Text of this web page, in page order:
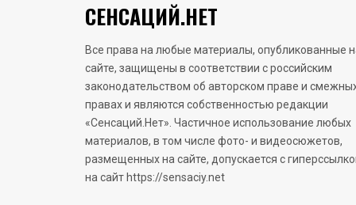
СЕНСАЦИЙ.НЕТ
Все права на любые материалы, опубликованные
сайте, защищены в соответствии с российским
законодательством об авторском праве и
правах и являются собственностью редакции
«Сенсаций.Нет». Частичное использование любых
материалов, в том числе фото- и видеосюжетов,
размещенных на сайте, допускается с
на сайт https://sensaciy.net